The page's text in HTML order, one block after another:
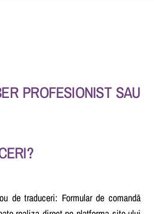
PROFESIONIST SAU
de traduceri: Formular de comandă